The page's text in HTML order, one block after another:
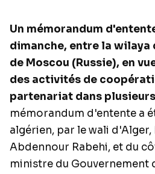
Un mémorandum
dimanche, entre la
de Moscou (Russie), en
des activités de
partenariat dans
mémorandum d'entente a
algérien, par le wali d'Alger,
Abdennour Rabehi, et du
ministre du Gouvernement